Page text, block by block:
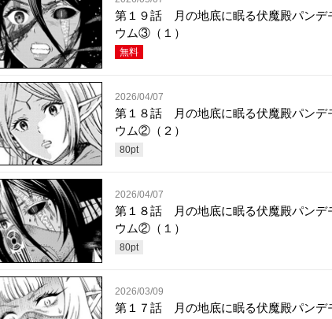
第１９話 月の地底に眠る伏魔殿パンデ
ウム③（１）
無料
2026/04/07
第１８話 月の地底に眠る伏魔殿パンデ
ウム②（２）
80pt
2026/04/07
第１８話 月の地底に眠る伏魔殿パンデ
ウム②（１）
80pt
2026/03/09
第１７話 月の地底に眠る伏魔殿パンデ